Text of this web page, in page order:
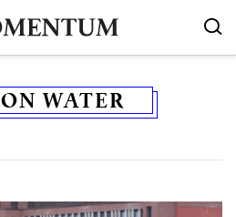
ON WATER